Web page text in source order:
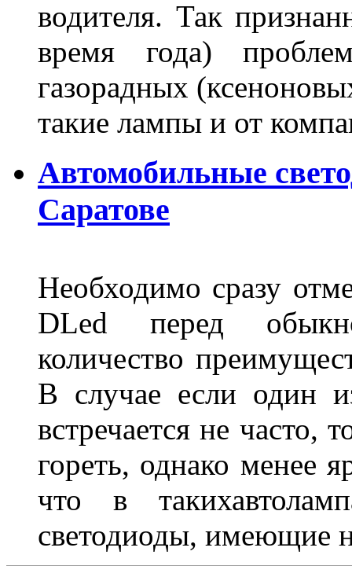
водителя. Так
время года)
газорадных
такие лампы и от
Автомобильные
Саратове
Необходимо сразу
DLed перед
количество
В случае если один
встречается не часто,
гореть, однако менее
что в
светодиоды, имеющие